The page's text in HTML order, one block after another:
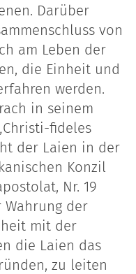
Darüber
von
am Leben der
die Einheit und
werden.
in seinem
fideles
der Laien in der
Konzil
Nr. 19
Wahrung der
mit der
die Laien das
zu leiten